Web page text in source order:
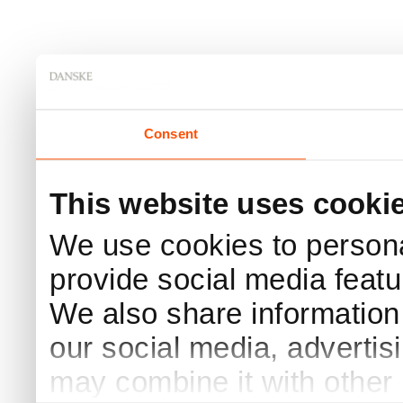
Consent
This website uses
We use cookies to
provide social media
We also share
our social media,
may combine it with